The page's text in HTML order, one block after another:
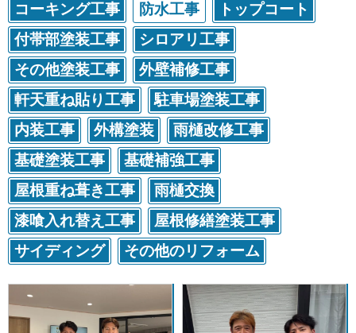
コーキング工事
防水工事
トップコート
付帯部塗装工事
シロアリ工事
その他塗装工事
外壁補修工事
軒天重ね貼り工事
駐車場塗装工事
内装工事
外構塗装
雨樋改修工事
基礎塗装工事
基礎補強工事
屋根重ね葺き工事
雨樋交換
漆喰入れ替え工事
屋根修繕塗装工事
サイディング
その他のリフォーム